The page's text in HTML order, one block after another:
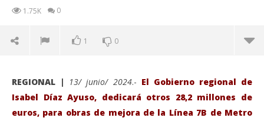
1.75K 0
1 0
REGIONAL | 13/ junio/ 2024.- El Gobierno regional de
Isabel Díaz Ayuso, dedicará otros 28,2 millones de
euros, para obras de mejora de la Línea 7B de Metro